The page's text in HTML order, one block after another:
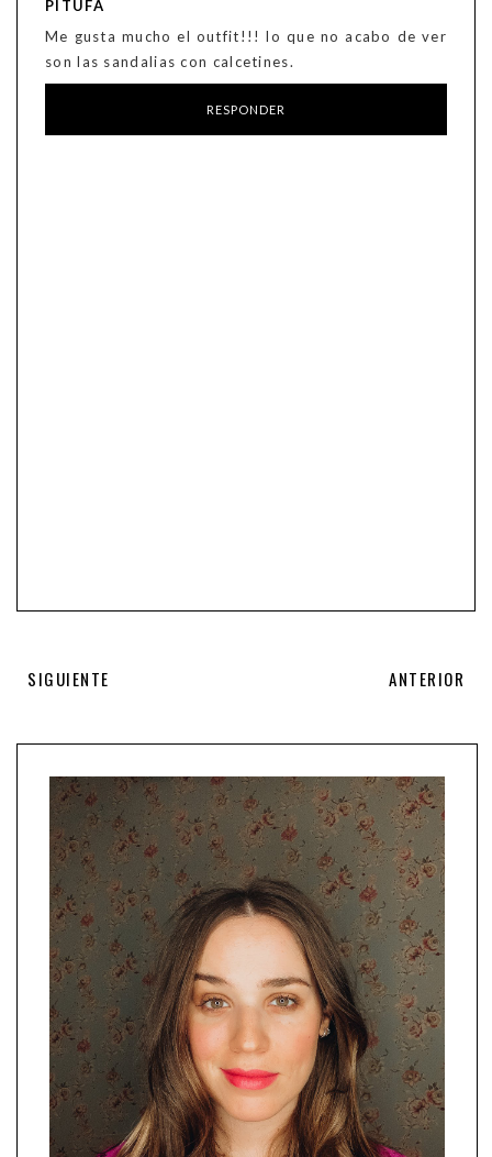
PITUFA
Me gusta mucho el outfit!!! lo que no acabo de ver
son las sandalias con calcetines.
RESPONDER
SIGUIENTE ANTERIOR